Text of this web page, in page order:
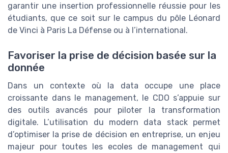
garantir une insertion professionnelle réussie pour les
étudiants, que ce soit sur le campus du pôle Léonard
de Vinci à Paris La Défense ou à l’international.
Favoriser la prise de décision basée sur la
donnée
Dans un contexte où la data occupe une place
croissante dans le management, le CDO s’appuie sur
des outils avancés pour piloter la transformation
digitale. L’utilisation du modern data stack permet
d’optimiser la prise de décision en entreprise, un enjeu
majeur pour toutes les ecoles de management qui